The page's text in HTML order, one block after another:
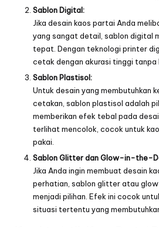
Sablon Digital:
Jika desain kaos partai Anda
yang sangat detail, sablon digital
tepat. Dengan teknologi printer
cetak dengan akurasi tinggi tanpa
Sablon Plastisol:
Untuk desain yang membutuhkan
cetakan, sablon plastisol adalah
memberikan efek tebal pada
terlihat mencolok, cocok untuk
pakai.
Sablon Glitter dan Glow-in-the-
Jika Anda ingin membuat desain
perhatian, sablon glitter atau
menjadi pilihan. Efek ini cocok
situasi tertentu yang